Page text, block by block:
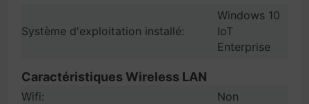
Système d'exploitation installé:
Windows 10
IoT
Enterprise
Caractéristiques Wireless LAN
Wifi: Non